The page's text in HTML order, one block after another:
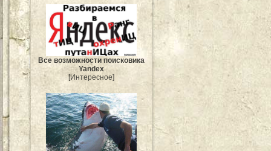
Все возможности поисковика
Yandex
[Интересное]